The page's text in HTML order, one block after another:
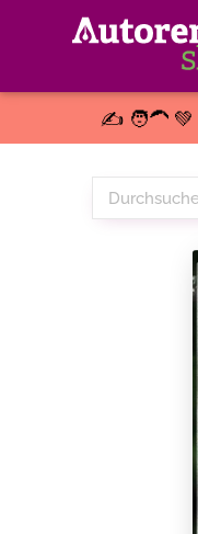
✍️ 🧑‍🦱 💚
Durchsuchen
Sie